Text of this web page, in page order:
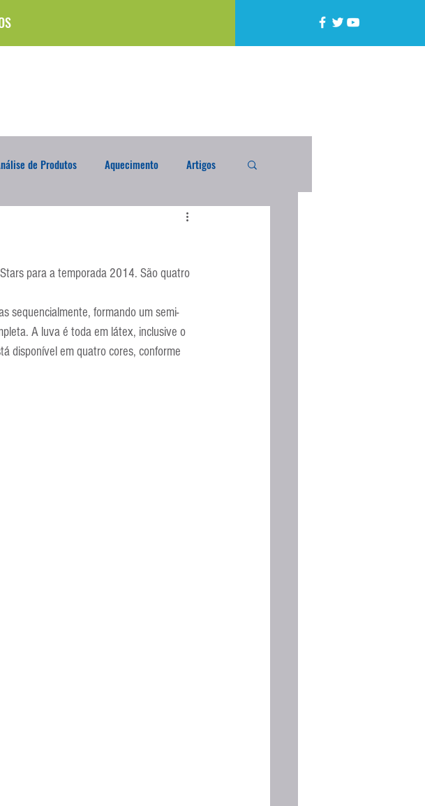
de Produtos Aquecimento Artigos
Compra Exterior
DVD Encaixada Enquete
Argentina Escola Espanhola
para a temporada 2014. São quatro
sequencialmente, formando um semi-
A luva é toda em látex, inclusive o
disponível em quatro cores, conforme